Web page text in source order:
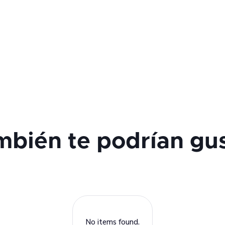
te podrían
No items found.